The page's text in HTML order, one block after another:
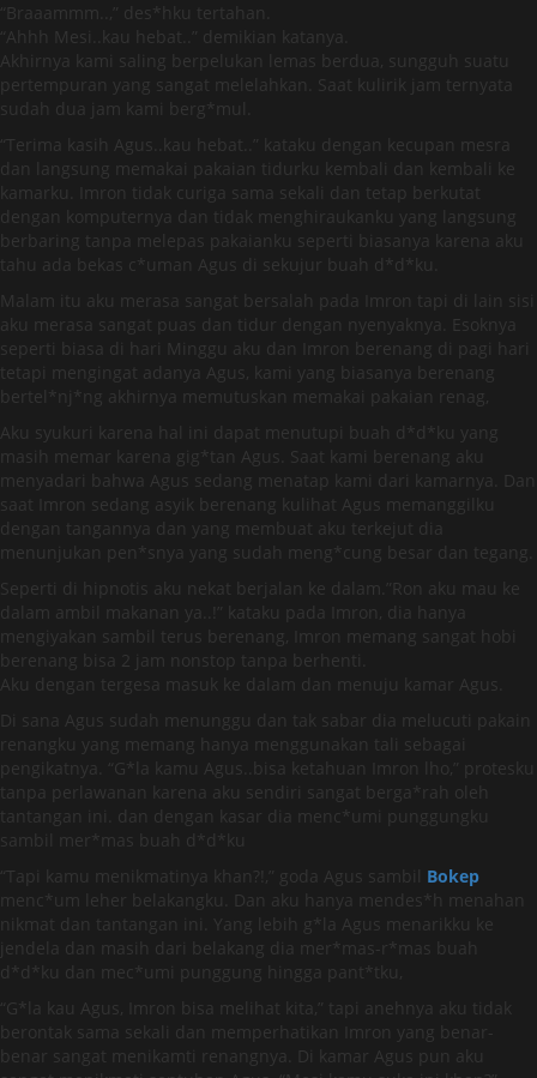
“Braaammm..,” des*hku tertahan.
“Ahhh Mesi..kau hebat..” demikian katanya.
Akhirnya kami saling berpelukan lemas berdua, sungguh suatu
pertempuran yang sangat melelahkan. Saat kulirik jam ternyata
sudah dua jam kami berg*mul.
“Terima kasih Agus..kau hebat..” kataku dengan kecupan mesra
dan langsung memakai pakaian tidurku kembali dan kembali ke
kamarku. Imron tidak curiga sama sekali dan tetap berkutat
dengan komputernya dan tidak menghiraukanku yang langsung
berbaring tanpa melepas pakaianku seperti biasanya karena aku
tahu ada bekas c*uman Agus di sekujur buah d*d*ku.
Malam itu aku merasa sangat bersalah pada Imron tapi di lain sisi
aku merasa sangat puas dan tidur dengan nyenyaknya. Esoknya
seperti biasa di hari Minggu aku dan Imron berenang di pagi hari
tetapi mengingat adanya Agus, kami yang biasanya berenang
bertel*nj*ng akhirnya memutuskan memakai pakaian renag,
Aku syukuri karena hal ini dapat menutupi buah d*d*ku yang
masih memar karena gig*tan Agus. Saat kami berenang aku
menyadari bahwa Agus sedang menatap kami dari kamarnya. Dan
saat Imron sedang asyik berenang kulihat Agus memanggilku
dengan tangannya dan yang membuat aku terkejut dia
menunjukan pen*snya yang sudah meng*cung besar dan tegang.
Seperti di hipnotis aku nekat berjalan ke dalam.”Ron aku mau ke
dalam ambil makanan ya..!” kataku pada Imron, dia hanya
mengiyakan sambil terus berenang, Imron memang sangat hobi
berenang bisa 2 jam nonstop tanpa berhenti.
Aku dengan tergesa masuk ke dalam dan menuju kamar Agus.
Di sana Agus sudah menunggu dan tak sabar dia melucuti pakain
renangku yang memang hanya menggunakan tali sebagai
pengikatnya. “G*la kamu Agus..bisa ketahuan Imron lho,” protesku
tanpa perlawanan karena aku sendiri sangat berga*rah oleh
tantangan ini. dan dengan kasar dia menc*umi punggungku
sambil mer*mas buah d*d*ku
“Tapi kamu menikmatinya khan?!,” goda Agus sambil Bokep
menc*um leher belakangku. Dan aku hanya mendes*h menahan
nikmat dan tantangan ini. Yang lebih g*la Agus menarikku ke
jendela dan masih dari belakang dia mer*mas-r*mas buah
d*d*ku dan mec*umi punggung hingga pant*tku,
“G*la kau Agus, Imron bisa melihat kita,” tapi anehnya aku tidak
berontak sama sekali dan memperhatikan Imron yang benar-
benar sangat menikamti renangnya. Di kamar Agus pun aku